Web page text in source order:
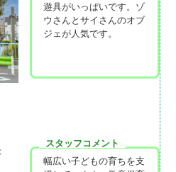
遊具がいっぱいです。ゾ
ウさんとサイさんのオブ
ジェが人気です。
スタッフコメント
幅広い子どもの育ちを支